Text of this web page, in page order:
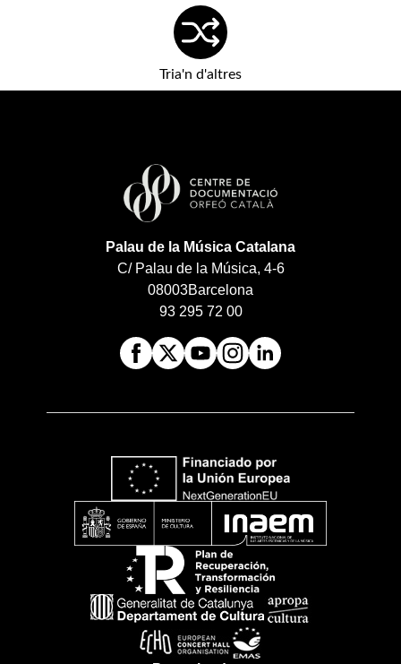
Tria'n d'altres
Palau de la Música Catalana
C/ Palau de la Música, 4-6
08003Barcelona
93 295 72 00